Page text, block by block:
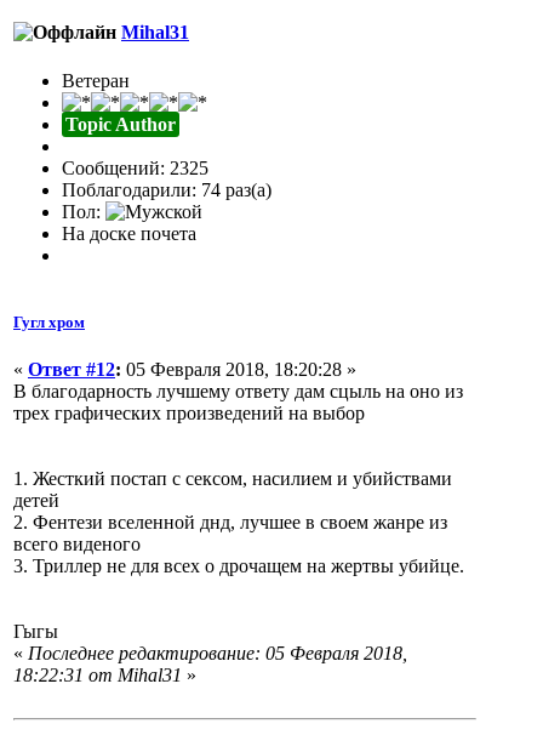
Mihal31
Ветеран
Topic Author
Сообщений: 2325
Поблагодарили: 74 раз(а)
Пол:
На доске почета
Гугл хром
« Ответ #12: 05 Февраля 2018, 18:20:28 »
В благодарность лучшему ответу дам сцыль на оно из
трех графических произведений на выбор
1. Жесткий постап с сексом, насилием и убийствами
детей
2. Фентези вселенной днд, лучшее в своем жанре из
всего виденого
3. Триллер не для всех о дрочащем на жертвы убийце.
Гыгы
« Последнее редактирование: 05 Февраля 2018,
18:22:31 от Mihal31 »